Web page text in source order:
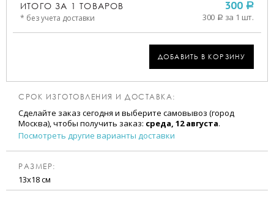
ИТОГО ЗА 1 ТОВАРОВ
* без учета доставки
300 a
300 a за 1 шт.
ДОБАВИТЬ В КОРЗИНУ
СРОК ИЗГОТОВЛЕНИЯ И ДОСТАВКА:
Сделайте заказ сегодня и выберите самовывоз (город
Москва), чтобы получить заказ: среда, 12 августа.
Посмотреть другие варианты доставки
РАЗМЕР:
13х18 см